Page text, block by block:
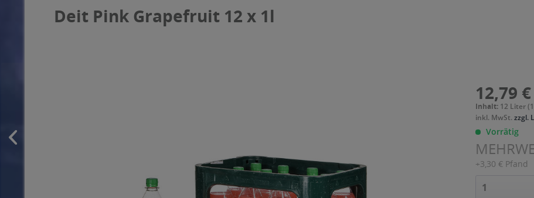
Deit Pink Grapefruit 12 x 1l
12,79
Inhalt: 12 Liter
inkl. MwSt.zzgl.
Vorrätig
+3,30 € Pfand